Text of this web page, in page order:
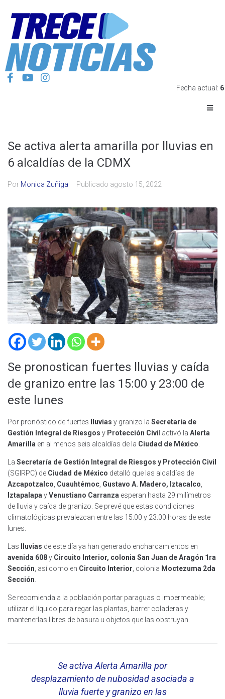
Fecha actual:
Se activa alerta amarilla por lluvias en
6 alcaldías de la CDMX
Por Monica Zuñiga Publicado agosto 15, 2022
Se pronostican fuertes lluvias y caída
de granizo entre las 15:00 y 23:00 de
este lunes
Por pronóstico de fuertes lluvias y granizo la Secretaría de
Gestión Integral de Riesgos y Protección Civi l activó la Alerta
Amarilla en al menos seis alcaldías de la Ciudad de México
La Secretaría de Gestión Integral de Riesgos y Protección Civil
(SGIRPC) de Ciudad de México detalló que las alcaldías de
Azcapotzalco Cuauhtémoc Gustavo A. Madero, Iztacalco
Iztapalapa yVenustiano Carranza esperan hasta 29 milímetros
de lluvia y caída de granizo. Se prevé que estas condiciones
climatológicas prevalezcan entre las 15:00 y 23:00 horas de este
lunes.
Las lluvias de este día ya han generado encharcamientos en
avenida 608y Circuito Interior, colonia San Juan de Aragón 1ra
Sección , así como en Circuito Interior , colonia Moctezuma 2da
Sección
Se recomienda a la población portar paraguas o impermeable;
utilizar el líquido para regar las plantas, barrer coladeras y
mantenerlas libres de basura u objetos que las obstruyan.
Se activa Alerta Amarilla por
desplazamiento de nubosidad asociada a
lluvia fuerte y granizo en las